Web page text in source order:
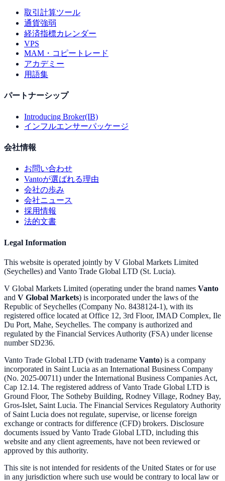
取引計算ツール
通貨強弱
経済指標カレンダー
VPS
MAM・コピートレード
アカデミー
用語集
パートナーシップ
Introducing Broker(IB)
インフルエンサーパッケージ
会社情報
お問い合わせ
Vantoが選ばれる理由
会社の歩み
会社ニュース
採用情報
法的文書
Legal Information
This website is operated jointly by V Global Markets Limited
(Seychelles) and Vanto Trade Global LTD (St. Lucia).
V Global Markets Limited (operating under the brand names Vanto
and V Global Markets) is incorporated under the laws of the
Republic of Seychelles (Company No. 8438124-1), with its
registered office located at Office 12, 3rd Floor, IMAD Complex, Ile
Du Port, Mahe, Seychelles. The company is authorized and
regulated by the Financial Services Authority (FSA) under license
number SD236.
Vanto Trade Global LTD (with tradename Vanto) is a company
incorporated in Saint Lucia as an International Business Company
(No. 2025-00711) under the International Business Companies Act,
Cap 12.14. The registered address of Vanto Trade Global LTD is
Ground Floor, The Sotheby Building, Rodney Village, Rodney Bay,
Gros-Islet, Saint Lucia. The Financial Services Regulatory Authority
of Saint Lucia does not regulate, supervise, or license foreign
exchange or contracts for difference (CFD) brokers. Disclosure
documents issued by Vanto Trade Global LTD, including this
website and any client agreements, have not been reviewed or
approved by this authority.
This site is not intended for residents of the United States or for use
in any jurisdiction where such use would be contrary to local law or